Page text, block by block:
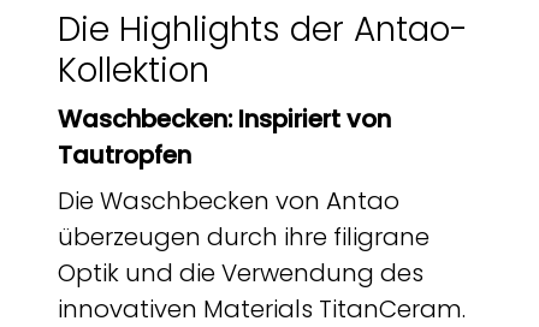
Die Highlights der Antao-
Kollektion
Waschbecken: Inspiriert von
Tautropfen
Die Waschbecken von Antao
überzeugen durch ihre filigrane
Optik und die Verwendung des
innovativen Materials TitanCeram.